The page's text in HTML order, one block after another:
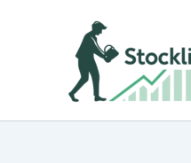
너